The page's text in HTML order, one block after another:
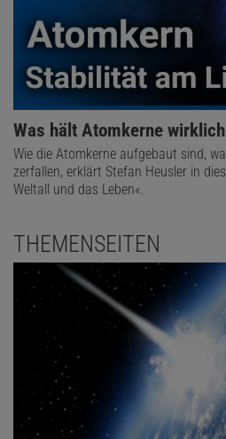
Was hält Atomkerne
Wie die Atomkerne aufgebaut sind,
zerfallen, erklärt Stefan Heusler in
Weltall und das Leben«.
THEMENSEITEN